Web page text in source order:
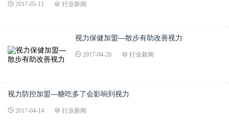
2017-05-11 行业新闻
视力保健加盟—散步有助改善视力
2017-04-26 行业新闻
视力防控加盟—糖吃多了会影响到视力
2017-04-14 行业新闻